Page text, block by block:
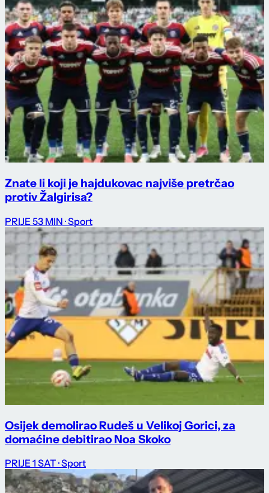
Znate li koji je hajdukovac najviše pretrčao
protiv Žalgirisa?
PRIJE 53 MIN · Sport
Osijek demolirao Rudeš u Velikoj Gorici, za
domaćine debitirao Noa Skoko
PRIJE 1 SAT · Sport